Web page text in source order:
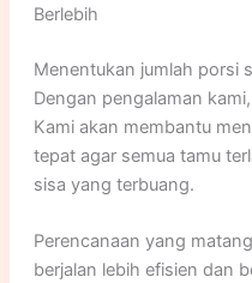
Berlebih
Menentukan jumlah porsi
Dengan pengalaman
Kami akan membantu
tepat agar semua tamu
sisa yang terbuang.
Perencanaan yang
berjalan lebih efisien dan